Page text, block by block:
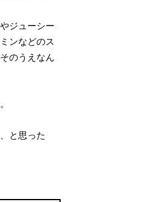
ジューシー
ンなどのス
のうえなん
と思った